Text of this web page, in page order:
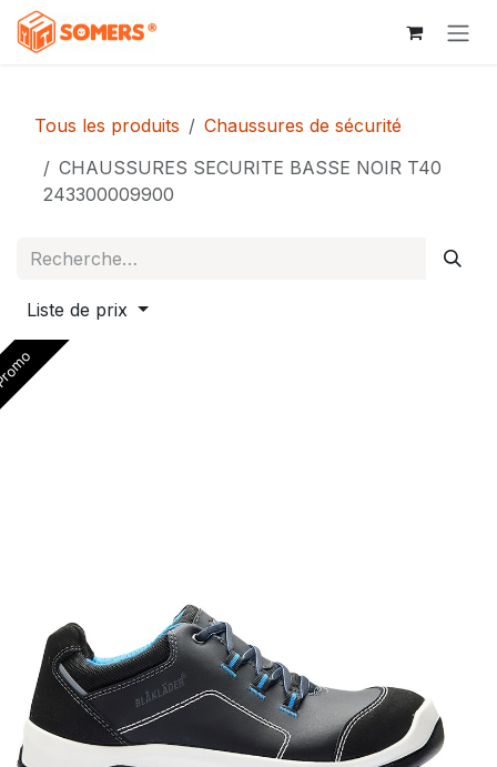
Se rendre au contenu
Tous les produits
Chaussures de sécurité
CHAUSSURES SECURITE BASSE NOIR T40
243300009900
Liste de prix